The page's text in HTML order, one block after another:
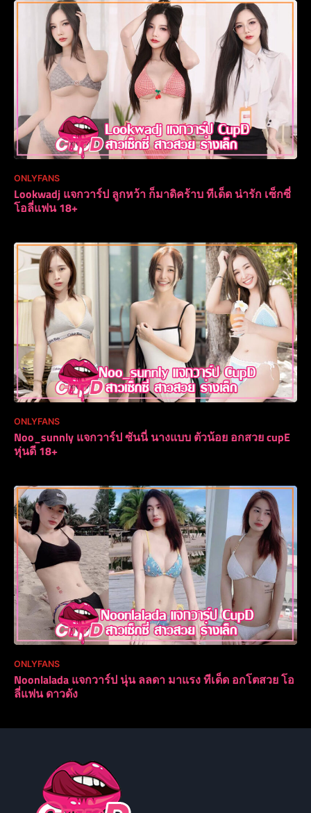
ONLYFANS
Lookwadj แจกวาร์ป ลูกหว้า ก็มาดิคร้าบ ทีเด็ด น่ารัก เซ็กซี่
โอลี่แฟน 18+
ONLYFANS
Noo_sunnly แจกวาร์ป ซันนี่ นางแบบ ตัวน้อย อกสวย cupE
หุ่นดี 18+
ONLYFANS
Noonlalada แจกวาร์ป นุ่น ลลดา มาแรง ทีเด็ด อกโตสวย โอ
ลี่แฟน ดาวดัง